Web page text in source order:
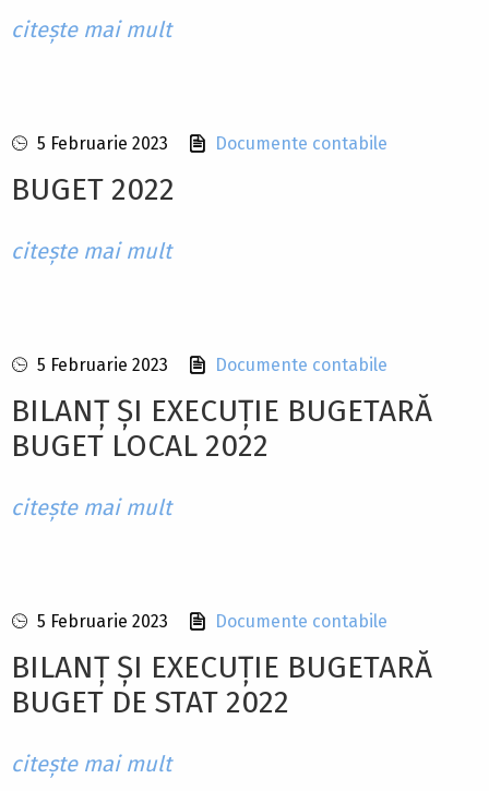
citește mai mult
5 Februarie 2023 Documente contabile
BUGET 2022
citește mai mult
5 Februarie 2023 Documente contabile
BILANȚ ȘI EXECUȚIE BUGETARĂ
BUGET LOCAL 2022
citește mai mult
5 Februarie 2023 Documente contabile
BILANȚ ȘI EXECUȚIE BUGETARĂ
BUGET DE STAT 2022
citește mai mult